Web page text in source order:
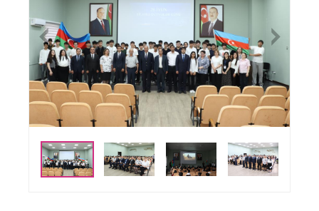
Previous